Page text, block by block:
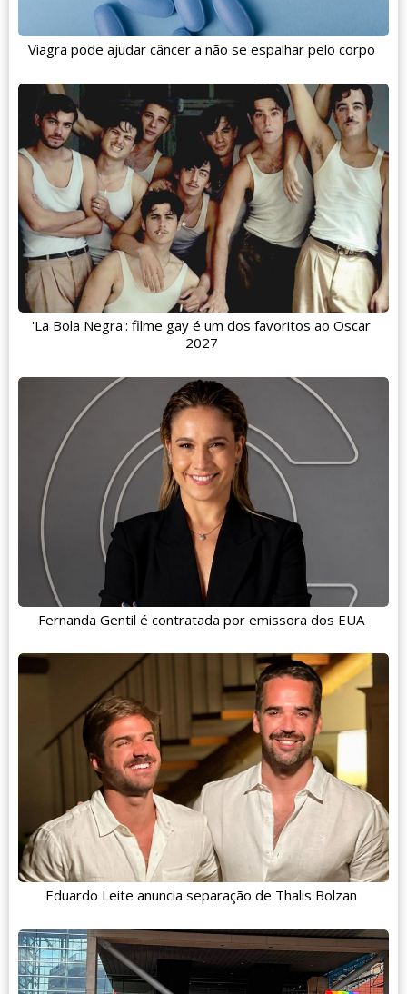
Viagra pode ajudar câncer a não se espalhar pelo corpo
'La Bola Negra': filme gay é um dos favoritos ao Oscar
2027
Fernanda Gentil é contratada por emissora dos EUA
Eduardo Leite anuncia separação de Thalis Bolzan